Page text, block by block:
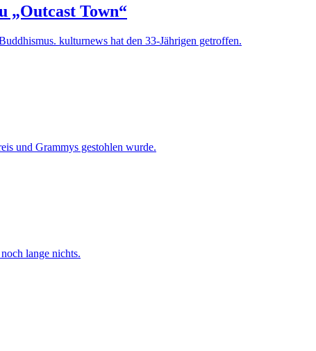
„Outcast Town“
kulturnews hat den 33-Jährigen getroffen.
und Grammys gestohlen wurde.
lange nichts.